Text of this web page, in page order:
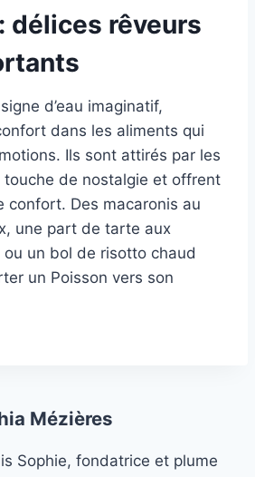
délices rêveurs
d’eau imaginatif,
dans les aliments qui
Ils sont attirés par les
touche de nostalgie et offrent
confort. Des macaronis au
une part de tarte aux
un bol de risotto chaud
un Poisson vers son
Mézières
Sophie, fondatrice et plume